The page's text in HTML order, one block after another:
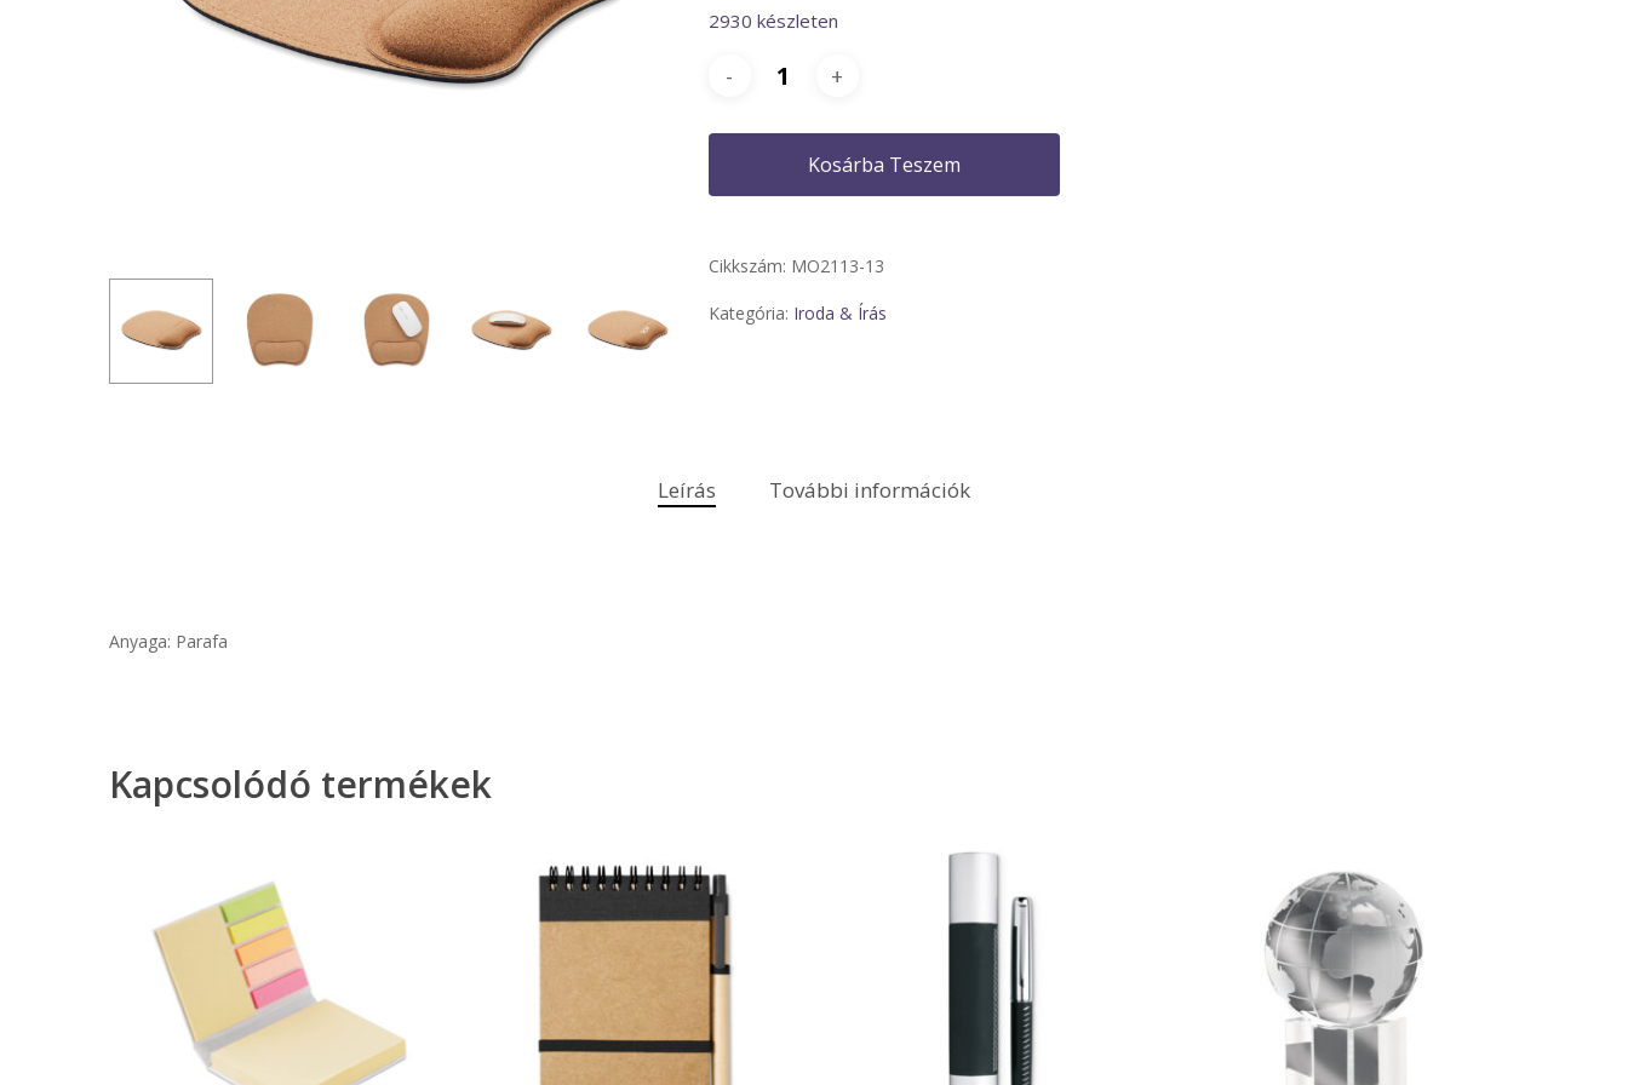
2930 készleten
Kosárba Teszem
Cikkszám: MO2113-13
Kategória: Iroda & Írás
Leírás További információk
Anyaga: Parafa
Kapcsolódó termékek